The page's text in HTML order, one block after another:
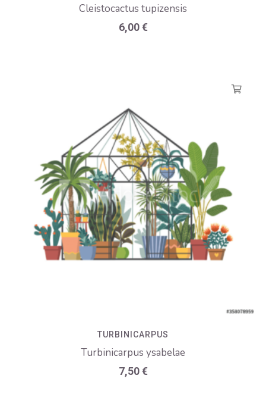
Cleistocactus tupizensis
6,00€
TURBINICARPUS
Turbinicarpus ysabelae
7,50€